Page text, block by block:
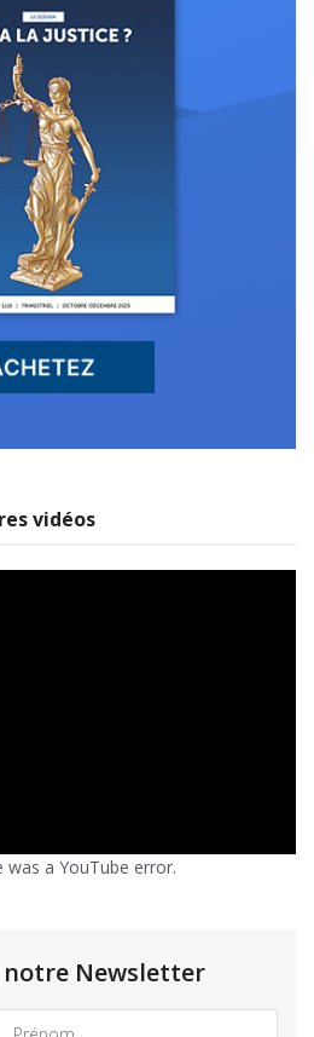
vidéos
was a YouTube error.
notre Newsletter